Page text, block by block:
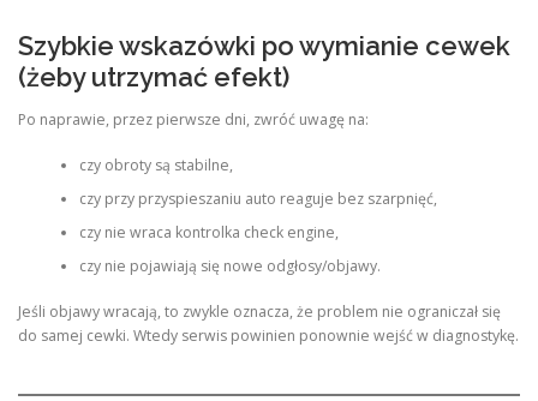
Szybkie wskazówki po wymianie cewek
(żeby utrzymać efekt)
Po naprawie, przez pierwsze dni, zwróć uwagę na:
czy obroty są stabilne,
czy przy przyspieszaniu auto reaguje bez szarpnięć,
czy nie wraca kontrolka check engine,
czy nie pojawiają się nowe odgłosy/objawy.
Jeśli objawy wracają, to zwykle oznacza, że problem nie ograniczał się
do samej cewki. Wtedy serwis powinien ponownie wejść w diagnostykę.